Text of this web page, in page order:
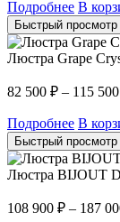
Подробнее В
Быстрый просмотр
Люстра Grape
82 500 ₽ – 115 500
Подробнее В
Быстрый просмотр
Люстра BIJOUT
108 900 ₽ – 187